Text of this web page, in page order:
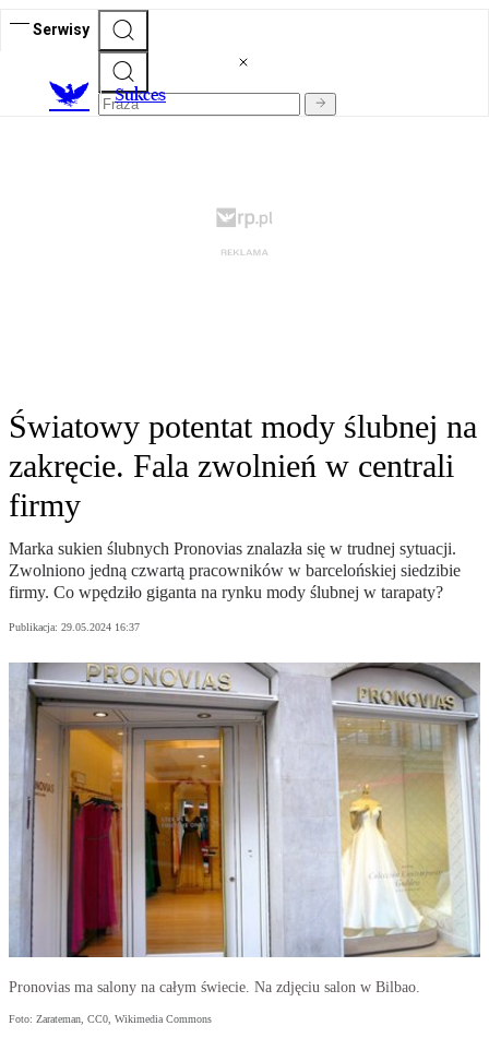
Serwisy
Sukces
Światowy potentat mody ślubnej na
zakręcie. Fala zwolnień w centrali
firmy
Marka sukien ślubnych Pronovias znalazła się w trudnej sytuacji.
Zwolniono jedną czwartą pracowników w barcelońskiej siedzibie
firmy. Co wpędziło giganta na rynku mody ślubnej w tarapaty?
Publikacja: 29.05.2024 16:37
Pronovias ma salony na całym świecie. Na zdjęciu salon w Bilbao.
Foto: Zarateman, CC0, Wikimedia Commons